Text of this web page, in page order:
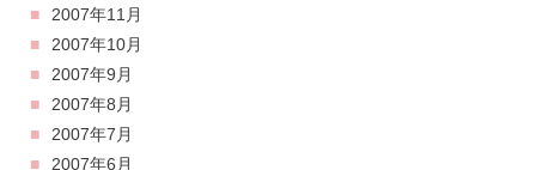
2007年11月
2007年10月
2007年9月
2007年8月
2007年7月
2007年6月